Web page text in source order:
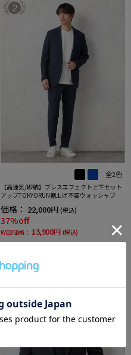
2
全2色
【高通気/即納】ブレスエフェクト上下セット
アップTOKYORUN裾上げ不要ウォッシャブル
ンジャケットウエストシャーリングノータッ
クパンツ
価格： 22,000円 (税込)
37%off
WEB価格： 13,900円 (税込)
4